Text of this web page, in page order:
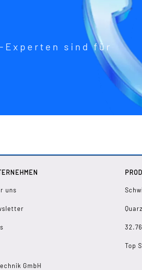
Experten sind für
uns
Top
GmbH